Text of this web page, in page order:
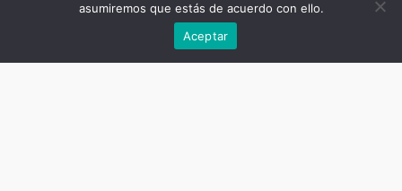
asumiremos que estás de acuerdo con ello.
Aceptar